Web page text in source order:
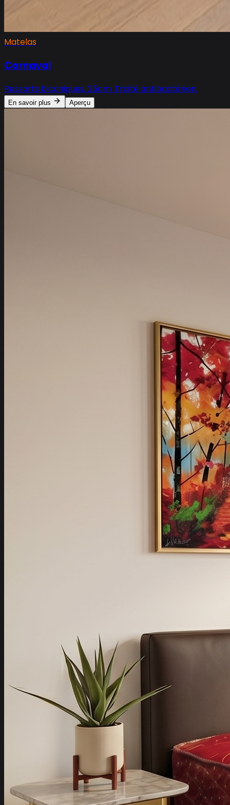
Matelas
Carnaval
Ressorts biconiques, 25cm. Traité antibactérien.
En savoir plus Aperçu